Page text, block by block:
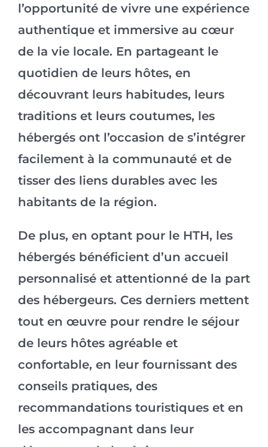
l’opportunité de vivre une expérience
authentique et immersive au cœur
de la vie locale. En partageant le
quotidien de leurs hôtes, en
découvrant leurs habitudes, leurs
traditions et leurs coutumes, les
hébergés ont l’occasion de s’intégrer
facilement à la communauté et de
tisser des liens durables avec les
habitants de la région.
De plus, en optant pour le HTH, les
hébergés bénéficient d’un accueil
personnalisé et attentionné de la part
des hébergeurs. Ces derniers mettent
tout en œuvre pour rendre le séjour
de leurs hôtes agréable et
confortable, en leur fournissant des
conseils pratiques, des
recommandations touristiques et en
les accompagnant dans leur